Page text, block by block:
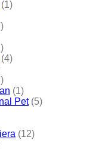
(1)
(4)
(1)
Pet (5)
(12)